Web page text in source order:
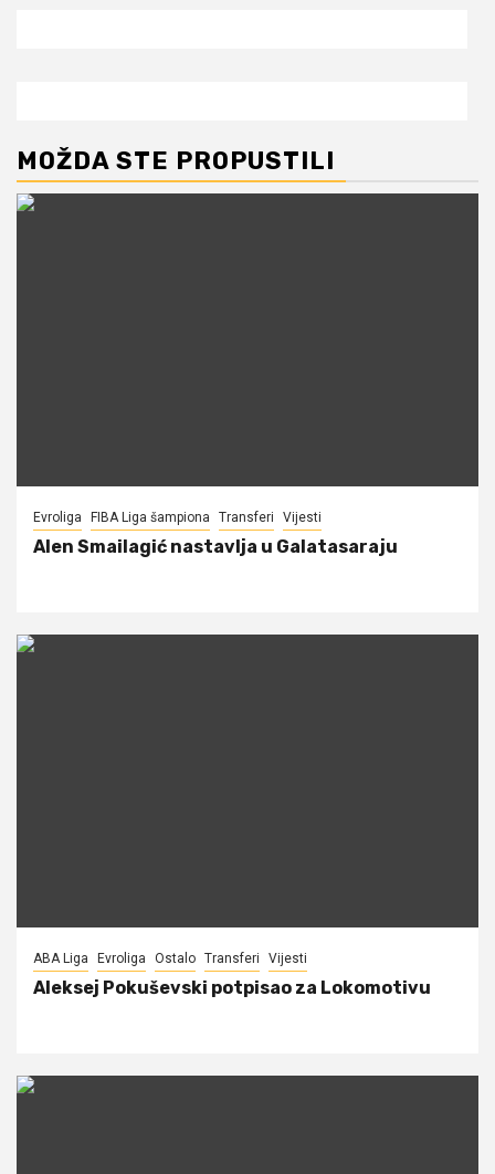
MOŽDA STE PROPUSTILI
Evroliga FIBA Liga šampiona Transferi Vijesti
Alen Smailagić nastavlja u Galatasaraju
ABA Liga Evroliga Ostalo Transferi Vijesti
Aleksej Pokuševski potpisao za Lokomotivu